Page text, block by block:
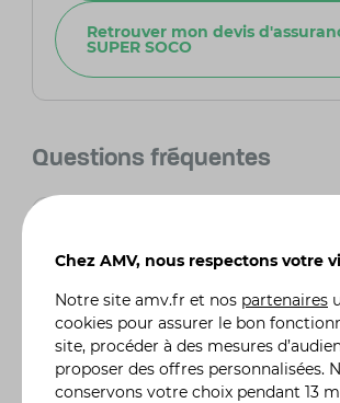
Retrouver mon devis
SUPER SOCO
Questions fréquentes
Le Super Soco TC Max offre une
allant jusqu'à 96 km sur une seule
le mode de conduite et les
Cette autonomie peut varier en
facteurs comme la vitesse, le poids
conducteur et le type de terrain.
Chez AMV, nous respectons votre
Notre site amv.fr et nos partenaires
cookies pour assurer le bon
site, procéder à des mesures
proposer des offres personnalisées.
conservons votre choix pendant 13